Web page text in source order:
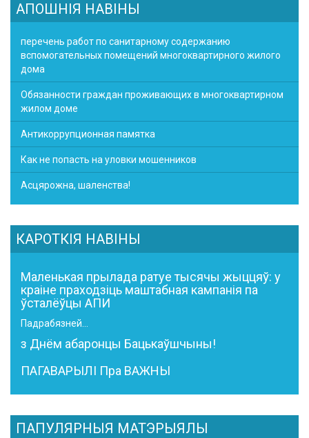
АПОШНІЯ НАВІНЫ
перечень работ по санитарному содержанию
вспомогательных помещений многоквартирного жилого
дома
Обязанности граждан проживающих в многоквартирном
жилом доме
Антикоррупционная памятка
Как не попасть на уловки мошенников
Асцярожна, шаленства!
КАРОТКІЯ НАВІНЫ
Маленькая прылада ратуе тысячы жыццяў: у
краіне праходзіць маштабная кампанія па
ўсталёўцы АПИ
Падрабязней...
з Днём абаронцы Бацькаўшчыны!
ПАГАВАРЫЛІ Пра ВАЖНЫ
ПАПУЛЯРНЫЯ МАТЭРЫЯЛЫ